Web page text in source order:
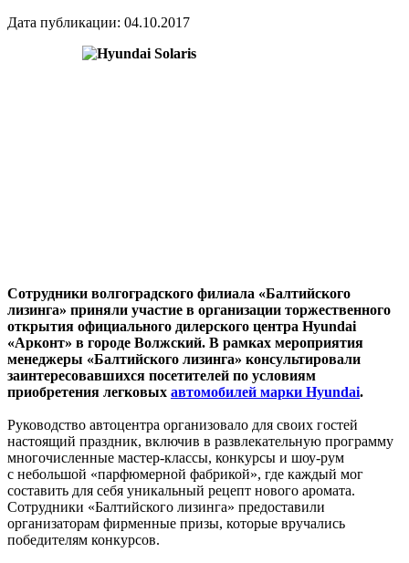
Дата публикации: 04.10.2017
Сотрудники волгоградского филиала «Балтийского
лизинга» приняли участие в организации торжественного
открытия официального дилерского центра Hyundai
«Арконт» в городе Волжский. В рамках мероприятия
менеджеры «Балтийского лизинга» консультировали
заинтересовавшихся посетителей по условиям
приобретения легковых автомобилей марки Hyundai.
Руководство автоцентра организовало для своих гостей
настоящий праздник, включив в развлекательную программу
многочисленные мастер-классы, конкурсы и шоу-рум
с небольшой «парфюмерной фабрикой», где каждый мог
составить для себя уникальный рецепт нового аромата.
Сотрудники «Балтийского лизинга» предоставили
организаторам фирменные призы, которые вручались
победителям конкурсов.